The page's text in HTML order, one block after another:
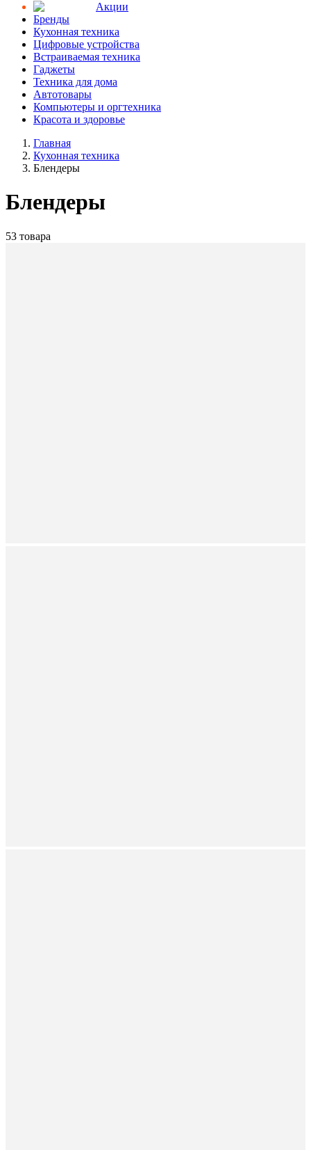
Aкции
Бренды
Кухонная техника
Цифровые устройства
Встраиваемая техника
Гаджеты
Техника для дома
Автотовары
Компьютеры и оргтехника
Красота и здоровье
Главная
Кухонная техника
Блендеры
Блендеры
53 товара